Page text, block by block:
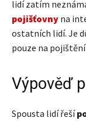
lidí zatím
pojišťovny na
ostatních lidí. Je
pouze na
Výpověď
Spousta lidí řeší